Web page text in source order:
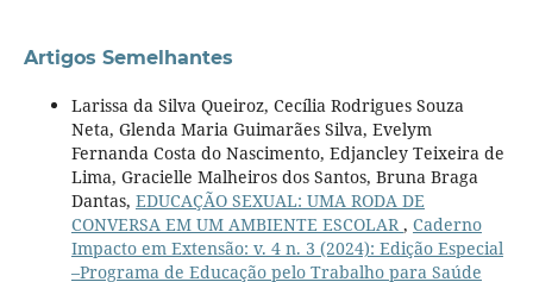
Artigos Semelhantes
Larissa da Silva Queiroz, Cecília Rodrigues Souza
Neta, Glenda Maria Guimarães Silva, Evelym
Fernanda Costa do Nascimento, Edjancley Teixeira de
Lima, Gracielle Malheiros dos Santos, Bruna Braga
Dantas, EDUCAÇÃO SEXUAL: UMA RODA DE
CONVERSA EM UM AMBIENTE ESCOLAR, Caderno
Impacto em Extensão: v. 4 n. 3 (2024): Edição Especial
–Programa de Educação pelo Trabalho para Saúde